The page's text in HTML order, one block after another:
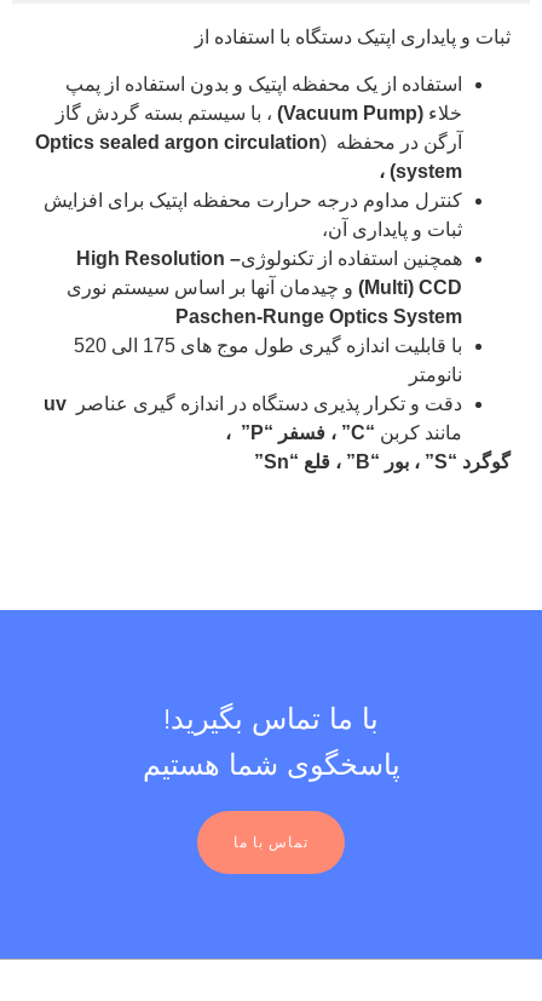
ثبات و پایداری اپتیک دستگاه با استفاده از
استفاده از یک محفظه اپتیک و بدون استفاده از پمپ
خلاء (Vacuum Pump)
، با سیستم بسته گردش گاز
آرگن در محفظه (Optics sealed argon circulation
system) ،
کنترل مداوم درجه حرارت محفظه اپتیک برای افزایش
ثبات و پایداری آن،
همچنین استفاده از تکنولوژی– High Resolution
(Multi) CCD و چیدمان آنها بر اساس سیستم نوری
Paschen-Runge Optics System
با قابلیت اندازه گیری طول موج های 175 الی 520
نانومتر
دقت و تکرار پذیری دستگاه در اندازه گیری عناصر
مانند کربن “C” ، فسفر “P”
،
گوگرد “S” ، بور “B” ، قلع “Sn”
!با ما تماس بگیرید
پاسخگوی شما هستیم
تماس با ما